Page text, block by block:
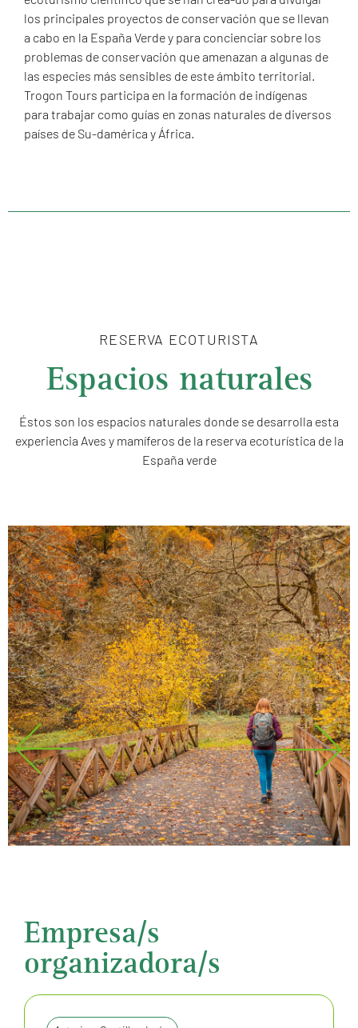
los principales proyectos de conservación que se llevan
a cabo en la España Verde y para concienciar sobre los
problemas de conservación que amenazan a algunas de
las especies más sensibles de este ámbito territorial.
Trogon Tours participa en la formación de indígenas
para trabajar como guías en zonas naturales de diversos
países de Su-damérica y África.
RESERVA ECOTURISTA
Espacios naturales
Éstos son los espacios naturales donde se desarrolla esta
experiencia Aves y mamíferos de la reserva ecoturística de la
España verde
Empresa/s
organizadora/s